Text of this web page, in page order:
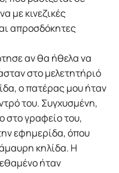
µε κινεζικές
απροσδόκητες
αν θα ήθελα να
στο µελετητήριό
ο πατέρας µου ήταν
του. Συγχυσµένη,
στο γραφείο του,
εφηµερίδα, όπου
κηλίδα. Η
ήταν